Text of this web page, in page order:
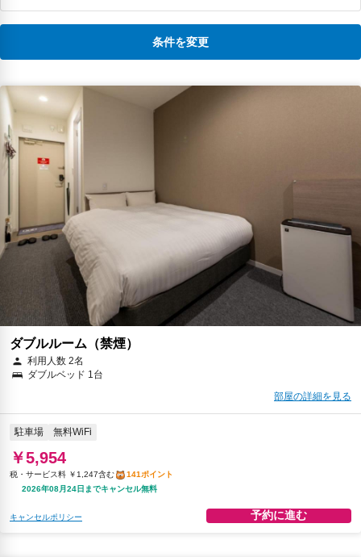
条件を変更
ダブルルーム（禁煙）
利用人数 2名
ダブルベッド 1台
部屋の詳細を見る
駐車場 無料WiFi
￥5,954
税・サービス料 ￥1,247含む
141ポイント
2026年08月24日までキャンセル無料
キャンセルポリシー 予約に進む